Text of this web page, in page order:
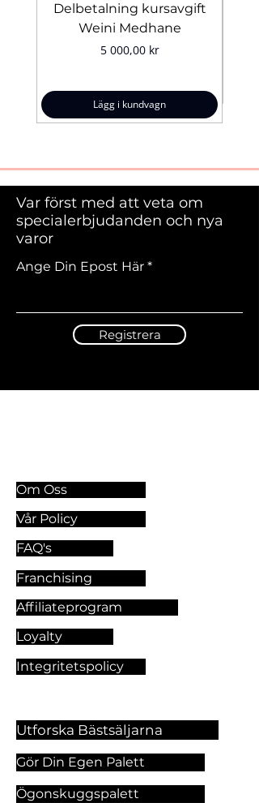
Delbetalning kursavgift
Weini Medhane
Pris
5 000,00 kr
Lägg i kundvagn
Var först med att veta om
specialerbjudanden och nya
varor
Ange Din Epost Här
Registrera
Om Oss
Vår Policy
FAQ's
Franchising
Affiliateprogram
Loyalty
Integritetspolicy
Utforska Bästsäljarna
Gör Din Egen Palett
Ögonskuggspalett